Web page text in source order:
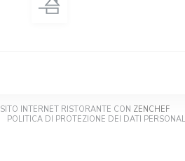
INTERNET RISTORANTE CON ZENCHEF
((APRE UNA NUOVA FINESTRA))
POLITICA DI PROTEZIONE DEI DATI